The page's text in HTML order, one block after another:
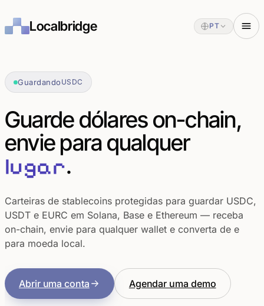
Localbridge PT
Guardando USDC
Guarde dólares on-chain,
envie para qualquer
lugar.
Carteiras de stablecoins protegidas para guardar USDC,
USDT e EURC em Solana, Base e Ethereum — receba
on-chain, envie para qualquer wallet e converta de e
para moeda local.
Abrir uma conta Agendar uma demo